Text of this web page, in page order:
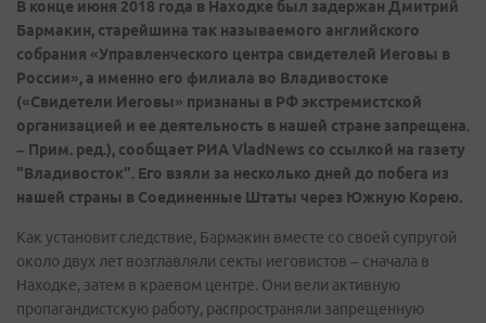
В конце июня 2018 года в Находке был задержан Дмитрий
Бармакин, старейшина так называемого английского
собрания «Управленческого центра свидетелей Иеговы в
России», а именно его филиала во Владивостоке
(«Свидетели Иеговы» признаны в РФ экстремистской
организацией и ее деятельность в нашей стране запрещена.
– Прим. ред.), сообщает РИА VladNews со ссылкой на газету
"Владивосток". Его взяли за несколько дней до побега из
нашей страны в Соединенные Штаты через Южную Корею.
Как установит следствие, Бармакин вместе со своей супругой
около двух лет возглавляли секты иеговистов – сначала в
Находке, затем в краевом центре. Они вели активную
пропагандистскую работу, распространяли запрещенную